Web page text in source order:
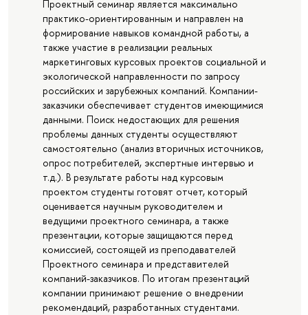
Проектный семинар является максимально
практико-ориентированным и направлен на
формирование навыков командной работы, а
также участие в реализации реальных
маркетинговых курсовых проектов социальной и
экологической направленности по запросу
российских и зарубежных компаний. Компании-
заказчики обеспечивает студентов имеющимися
данными. Поиск недостающих для решения
проблемы данных студенты осуществляют
самостоятельно (анализ вторичных источников,
опрос потребителей, экспертные интервью и
т.д.). В результате работы над курсовым
проектом студенты готовят отчет, который
оценивается научным руководителем и
ведущими проектного семинара, а также
презентации, которые защищаются перед
комиссией, состоящей из преподавателей
Проектного семинара и представителей
компаний-заказчиков. По итогам презентаций
компании принимают решение о внедрении
рекомендаций, разработанных студентами.